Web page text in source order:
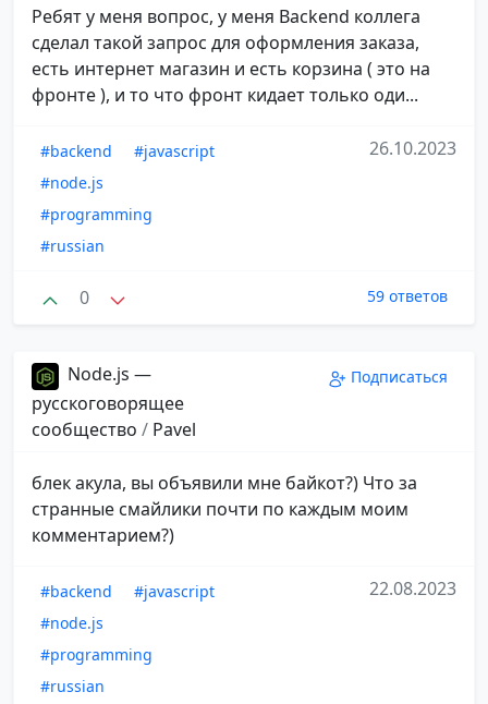
Ребят у меня вопрос, у меня Backend коллега
сделал такой запрос для оформления заказа,
есть интернет магазин и есть корзина ( это на
фронте ), и то что фронт кидает только оди...
#backend
#javascript
#node.js
#programming
#russian
26.10.2023
0 59 ответов
Node.js —
русскоговорящее
сообщество / Pavel
Подписаться
блек акула, вы объявили мне байкот?) Что за
странные смайлики почти по каждым моим
комментарием?)
#backend
#javascript
#node.js
#programming
#russian
22.08.2023